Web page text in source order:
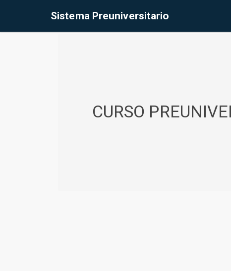
Sistema Preuniversitario
CURSO